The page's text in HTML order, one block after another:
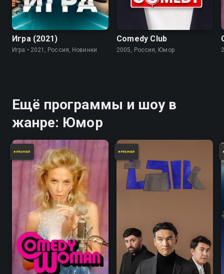
7.8
Игра (2021)
Игра • 2021, Россия, Новинки
Comedy Club
2005, Россия, Юмор
Ещё программы и шоу в
жанре: Юмор